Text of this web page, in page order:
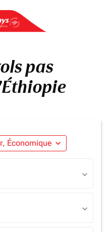
pas
Économique expand_more
expand_more
expand_more